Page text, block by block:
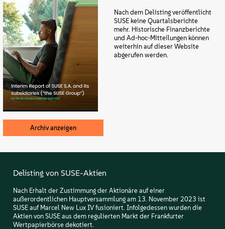
Communitys
Info
Kontakt
Downloads
Nach dem Delisting veröffentlicht
SUSE keine Quartalsberichte
mehr. Historische Finanzberichte
und Ad-hoc-Mitteilungen können
weiterhin auf dieser Website
abgerufen werden.
Archiv anzeigen
Delisting von SUSE-Aktien
Nach Erhalt der Zustimmung der Aktionäre auf einer
außerordentlichen Hauptversammlung am 13. November 2023 ist
SUSE auf Marcel New Lux IV fusioniert. Infolgedessen wurden die
Aktien von SUSE aus dem regulierten Markt der Frankfurter
Wertpapierbörse dekotiert.